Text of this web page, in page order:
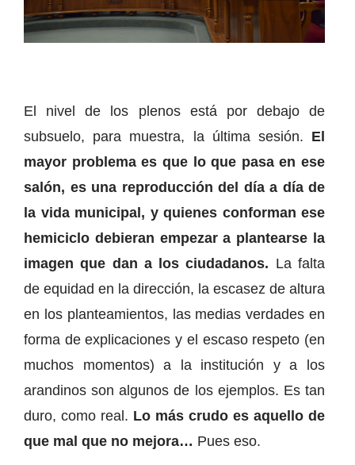
El nivel de los plenos está por debajo de
subsuelo, para muestra, la última sesión. El
mayor problema es que lo que pasa en ese
salón, es una reproducción del día a día de
la vida municipal, y quienes conforman ese
hemiciclo debieran empezar a plantearse la
imagen que dan a los ciudadanos. La falta
de equidad en la dirección, la escasez de altura
en los planteamientos, las medias verdades en
forma de explicaciones y el escaso respeto (en
muchos momentos) a la institución y a los
arandinos son algunos de los ejemplos. Es tan
duro, como real. Lo más crudo es aquello de
que mal que no mejora… Pues eso.